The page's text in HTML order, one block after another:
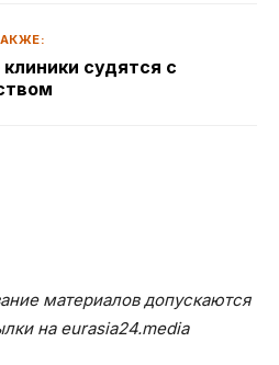
судятся с
материалов допускаются
на eurasia24.media